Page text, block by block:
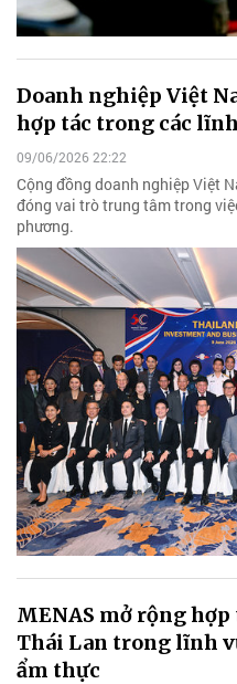
Doanh nghiệp Việt
hợp tác trong các
09/06/2026 22:22
Cộng đồng doanh nghiệp Việt
đóng vai trò trung tâm trong
phương.
MENAS mở rộng
Thái Lan trong lĩnh
ẩm thực